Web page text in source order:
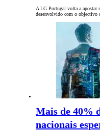
A LG Portugal volta a apostar
desenvolvido com o objectivo
Mais de 40%
nacionais